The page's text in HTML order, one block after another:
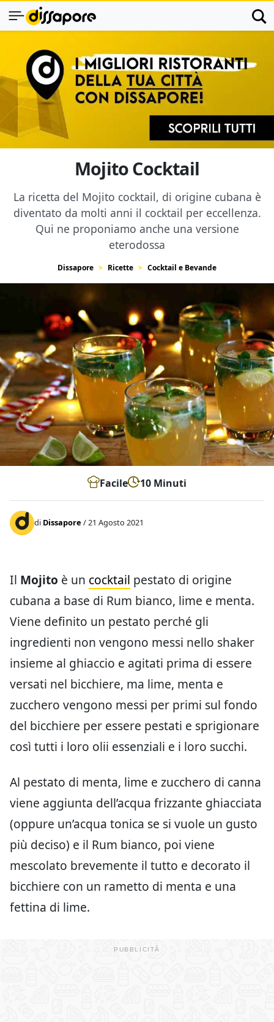
Mojito Cocktail
La ricetta del Mojito cocktail, di origine cubana è
diventato da molti anni il cocktail per eccellenza.
Qui ne proponiamo anche una versione
eterodossa
Dissapore Ricette Cocktail e Bevande
Facile 10 Minuti
di Dissapore / 21 Agosto 2021
Il Mojito è un cocktail pestato di origine
cubana a base di Rum bianco, lime e menta.
Viene definito un pestato perché gli
ingredienti non vengono messi nello shaker
insieme al ghiaccio e agitati prima di essere
versati nel bicchiere, ma lime, menta e
zucchero vengono messi per primi sul fondo
del bicchiere per essere pestati e sprigionare
così tutti i loro olii essenziali e i loro succhi.
Al pestato di menta, lime e zucchero di canna
viene aggiunta dell’acqua frizzante ghiacciata
(oppure un’acqua tonica se si vuole un gusto
più deciso) e il Rum bianco, poi viene
mescolato brevemente il tutto e decorato il
bicchiere con un rametto di menta e una
fettina di lime.